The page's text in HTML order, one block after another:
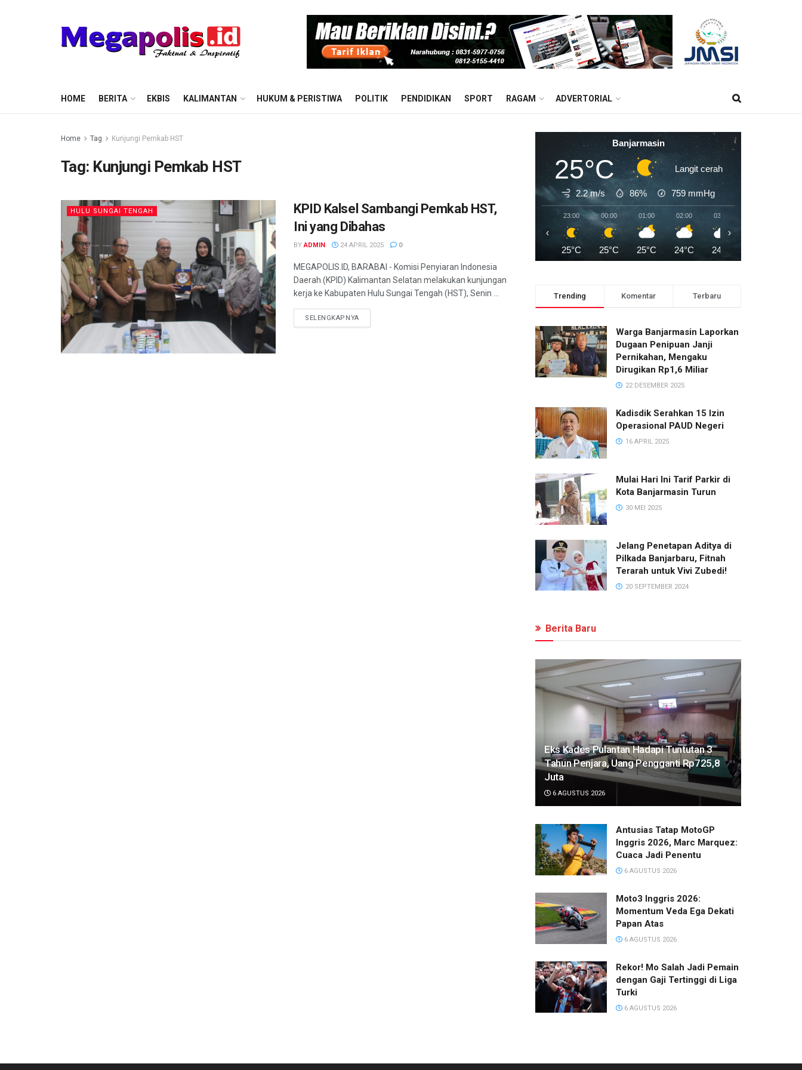
HOME BERITA EKBIS KALIMANTAN HUKUM & PERISTIWA POLITIK PENDIDIKAN SPORT RAGAM ADVERTORIAL
Home Tag Kunjungi Pemkab HST
Tag: Kunjungi Pemkab HST
HULU SUNGAI TENGAH
KPID Kalsel Sambangi Pemkab HST,
Ini yang Dibahas
BY ADMIN 24 APRIL 2025 0
MEGAPOLIS.ID, BARABAI - Komisi Penyiaran Indonesia
Daerah (KPID) Kalimantan Selatan melakukan kunjungan
kerja ke Kabupaten Hulu Sungai Tengah (HST), Senin ...
SELENGKAPNYA
Banjarmasin
25°C Langit cerah
2.2 m/s 86% 759 mmHg
23:00
25°C
00:00
25°C
01:00
25°C
02:00
24°C
03:00
24°C
‹ ›
Trending Komentar Terbaru
Warga Banjarmasin Laporkan
Dugaan Penipuan Janji
Pernikahan, Mengaku
Dirugikan Rp1,6 Miliar
22 DESEMBER 2025
Kadisdik Serahkan 15 Izin
Operasional PAUD Negeri
16 APRIL 2025
Mulai Hari Ini Tarif Parkir di
Kota Banjarmasin Turun
30 MEI 2025
Jelang Penetapan Aditya di
Pilkada Banjarbaru, Fitnah
Terarah untuk Vivi Zubedi!
20 SEPTEMBER 2024
Berita Baru
Eks Kades Pulantan Hadapi Tuntutan 3
Tahun Penjara, Uang Pengganti Rp725,8
Juta
6 AGUSTUS 2026
Antusias Tatap MotoGP
Inggris 2026, Marc Marquez:
Cuaca Jadi Penentu
6 AGUSTUS 2026
Moto3 Inggris 2026:
Momentum Veda Ega Dekati
Papan Atas
6 AGUSTUS 2026
Rekor! Mo Salah Jadi Pemain
dengan Gaji Tertinggi di Liga
Turki
6 AGUSTUS 2026